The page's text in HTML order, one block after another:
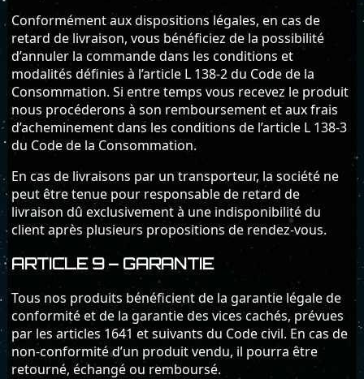
Conformément aux dispositions légales, en cas de
retard de livraison, vous bénéficiez de la possibilité
d’annuler la commande dans les conditions et
modalités définies à l’article L 138-2 du Code de la
Consommation. Si entre temps vous recevez le produit
nous procéderons à son remboursement et aux frais
d’acheminement dans les conditions de l’article L 138-3
du Code de la Consommation.
En cas de livraisons par un transporteur, la société ne
peut être tenue pour responsable de retard de
livraison dû exclusivement à une indisponibilité du
client après plusieurs propositions de rendez-vous.
ARTICLE 9 – GARANTIE
Tous nos produits bénéficient de la garantie légale de
conformité et de la garantie des vices cachés, prévues
par les articles 1641 et suivants du Code civil. En cas de
non-conformité d’un produit vendu, il pourra être
retourné, échangé ou remboursé.